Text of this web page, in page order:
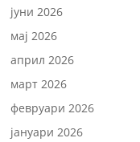
јуни 2026
мај 2026
април 2026
март 2026
февруари 2026
јануари 2026